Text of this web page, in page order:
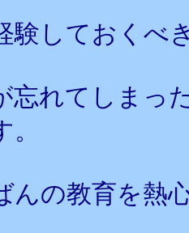
験しておくべ
忘れてしまっ
んの教育を熱